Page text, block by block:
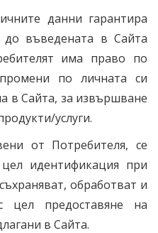
данни гарантира
до въведената в Сайта
има право по
по личната си
в Сайта, за извършване
услуги.
от Потребителя, се
идентификация при
обработват и
цел предоставяне на
в Сайта.